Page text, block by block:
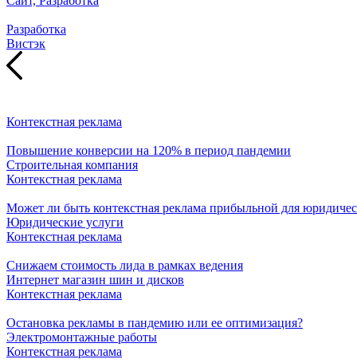
Разработка
Вистэк
Контекстная реклама
Повышение конверсии на 120% в период пандемии
Строительная компания
Контекстная реклама
Может ли быть контекстная реклама прибыльной для
Юридические услуги
Контекстная реклама
Снижаем стоимость лида в рамках ведения
Интернет магазин шин и дисков
Контекстная реклама
Остановка рекламы в пандемию или ее оптимизация?
Электромонтажные работы
Контекстная реклама